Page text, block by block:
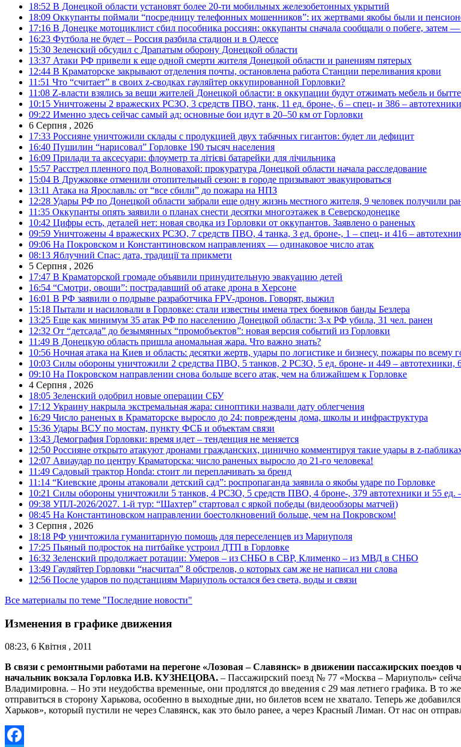
18:52 В Донецкой области установят более 20-ти мобильных железобетонных укрытий
18:09 Оккупанты поймали “посредницу телефонных мошенников”: их жертвами якобы были и
17:16 В Донецке мотоциклист сбил пособника россиян: оккупанты сначала сообщали о побеге, затем
16:23 Футбола не будет – Россия разбила стадион и в Одессе
15:30 Зеленский обсудил с Драпатым оборону Донецкой области
13:37 Атаки РФ привели к еще одной смерти жителя Донецкой области и ранениям пятерых
12:44 В Краматорске закрывают отделения почты, остановлена работа Станции переливания крови
11:51 Что “считает” в своих z-сводках гауляйтер оккупированной Горловки?
11:08 Z-власти взялись за вещи жителей Донецкой области: в оккупации будут отжимать мебель и
10:15 Уничтожены 2 вражеских РСЗО, 3 средств ПВО, танк, 11 ед. броне-, 6 – спец- и 386 –
09:22 Именно здесь сейчас самый ад: основные бои идут в 20–50 км от Горловки
6 Серпня , 2026
17:33 Россияне уничтожили склады с продукцией двух табачных гигантов: будет ли дефицит
16:40 Пушилин “нарисовал” Горловке 190 тысяч населения
16:09 Прилади та аксесуари: флоуметр та літієві батарейки для лічильника
15:57 Расстрел пленного под Волновахой: прокуратура Донецкой области начала расследование
15:04 В Дружковке отменили отопительный сезон: в городе призывают эвакуироваться
13:11 Атака на Ярославль: от “все сбили” до пожара на НПЗ
12:28 Удары РФ по Донецкой области забрали еще одну жизнь местного жителя, 9 человек получили
11:35 Оккупанты опять заявили о планах снести десятки многоэтажек в Северскодонецке
10:42 Цифры есть, деталей нет: новая сводка из Горловки от оккупантов. Заявлено о раненых
09:59 Уничтожены 4 вражеских РСЗО, 7 средств ПВО, 4 танка, 3 ед. броне-, 1 – спец- и 416 –
09:06 На Покровском и Константиновском направлениях — одинаковое число атак
08:13 Яблучний Спас: дата, традиції та прикмети
5 Серпня , 2026
17:47 В Краматорской громаде объявили принудительную эвакуацию детей
16:54 “Смотри, овощи”: пострадавший об атаке дрона в Херсоне
16:01 В РФ заявили о подрыве разработчика FPV-дронов. Говорят, выжил
15:18 Пытали и насиловали в Горловке: стали известны имена трех боевиков банды Безлера
13:25 Еще как минимум 35 атак РФ по населению Донецкой области: 3-х РФ убила, 31 чел. ранен
12:32 От “детсада” до безымянных “промобъектов”: новая версия событий из Горловки
11:49 В Донецкую область пришла аномальная жара. Что важно знать?
10:56 Ночная атака на Киев и область: десятки жертв, удары по логистике и бизнесу, пожары по всему
10:03 Силы обороны уничтожили 2 средства ПВО, 5 танков, 2 РСЗО, 5 ед. броне- и 449 –
09:10 На Покровском направлении снова больше всего атак, чем на ближайшем к Горловке
4 Серпня , 2026
18:05 Зеленский одобрил новые операции СБУ
17:12 Украину накрыла экстремальная жара: синоптики назвали дату облегчения
16:29 Число раненых в Краматорске выросло до 24: повреждены дома, школы и инфраструктура
15:36 Удары ВСУ по мостам, пункту ФСБ и объектам связи
13:43 Демография Горловки: время идет – тенденция не меняется
12:50 Россияне открыто атакуют дронами гражданских, цинично комментируя такие удары в z-
12:07 Авиаудар по центру Краматорска: число раненых выросло до 21-го человека!
11:49 Садовый трактор Honda: стоит ли переплачивать за бренд
11:14 “Киевские дроны атаковали детский сад”: роспропаганда заявила о якобы ударе по Горловке
10:21 Силы обороны уничтожили 5 танков, 4 РСЗО, 5 средств ПВО, 4 броне-, 379 автотехники и 55 ед.
09:38 УПЛ-2026/2027. 1-й тур: “Шахтер” стартовал с яркой победы (видеообзоры матчей)
08:45 На Константиновском направлении боестолкновений больше, чем на Покровском!
3 Серпня , 2026
18:18 РФ уничтожила гуманитарную помощь для переселенцев из Мариуполя
17:25 Пьяный подросток на питбайке устроил ДТП в Горловке
16:32 Зеленский продолжает ротации: Умеров – из СНБО в СВР, Клименко – из МВД в СНБО
13:49 Гауляйтер Горловки “насчитал” 8 обстрелов, о которых сам же не написал ни слова
12:56 После ударов по подстанциям Мариуполь остался без света, воды и связи
Все материалы по теме "Последние новости"
Изменения в графике движения
08:23, 6 Квітня , 2011
В связи с ремонтными работами на перегоне «Лозовая – Славянск» в движении пассажирских
начальник вокзала Горловка И.В. КУЗНЕЦОВА. – Пассажирский поезд № 77 «Москва – Мариуполь»
Владимировна. – Но эти неудобства временные, они продлятся до введения с 29 мая летнего графика. В
отправиться в сторону Харькова, особенно в выходные дни, но билетов всем не хватало. Теперь же
Харьков», который пустили не через Славянск, как это было ранее, а через Красный Лиман. От нас он